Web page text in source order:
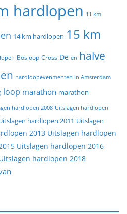
hardlopen 11 km
14 km hardlopen 15 km
Bosloop Cross De en halve
hardloopevenmenten in Amsterdam
loop marathon marathon
hardlopen 2008 Uitslagen hardlopen
hardlopen 2011 Uitslagen
2013 Uitslagen hardlopen
Uitslagen hardlopen 2016
hardlopen 2018